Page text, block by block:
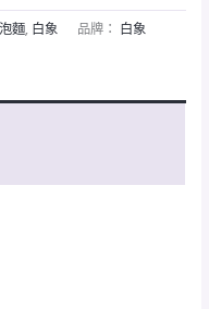
泡麵, 白象 品牌： 白象